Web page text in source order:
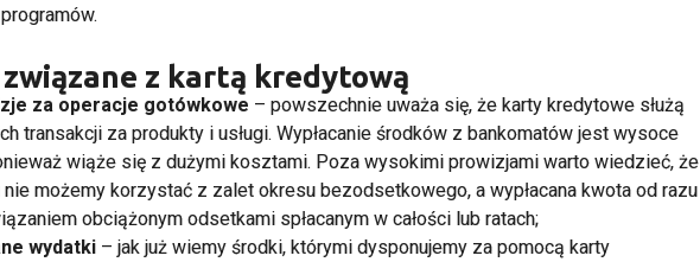
z kartą kredytową
za operacje gotówkowe – powszechnie uważa się, że karty kredytowe służą
transakcji za produkty i usługi. Wypłacanie środków z bankomatów jest wysoce
wiąże się z dużymi kosztami. Poza wysokimi prowizjami warto wiedzieć, że
możemy korzystać z zalet okresu bezodsetkowego, a wypłacana kwota od razu
obciążonym odsetkami spłacanym w całości lub ratach;
wydatki – jak już wiemy środki, którymi dysponujemy za pomocą karty